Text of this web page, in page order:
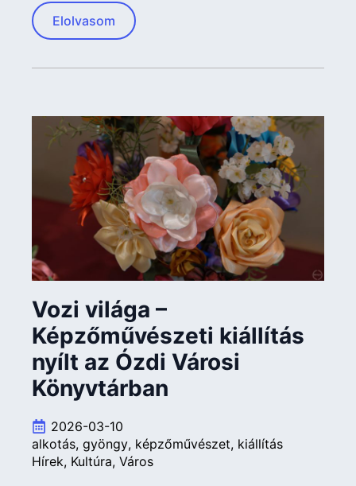
Elolvasom
Vozi világa –
Képzőművészeti kiállítás
nyílt az Ózdi Városi
Könyvtárban
2026-03-10
alkotás gyöngy képzőművészet kiállítás
Hírek Kultúra Város